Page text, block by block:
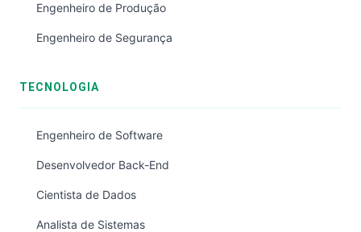
Engenheiro de Produção
Engenheiro de Segurança
TECNOLOGIA
Engenheiro de Software
Desenvolvedor Back-End
Cientista de Dados
Analista de Sistemas